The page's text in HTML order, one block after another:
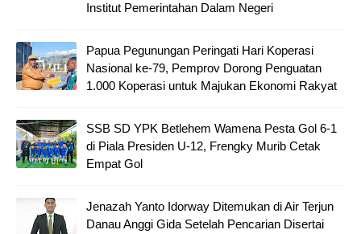
Institut Pemerintahan Dalam Negeri
Papua Pegunungan Peringati Hari Koperasi
Nasional ke-79, Pemprov Dorong Penguatan
1.000 Koperasi untuk Majukan Ekonomi Rakyat
SSB SD YPK Betlehem Wamena Pesta Gol 6-1
di Piala Presiden U-12, Frengky Murib Cetak
Empat Gol
Jenazah Yanto Idorway Ditemukan di Air Terjun
Danau Anggi Gida Setelah Pencarian Disertai